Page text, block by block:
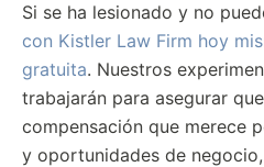
Si se ha lesionado y no
con Kistler Law Firm hoy
gratuita. Nuestros
trabajarán para asegurar
compensación que merece
y oportunidades de